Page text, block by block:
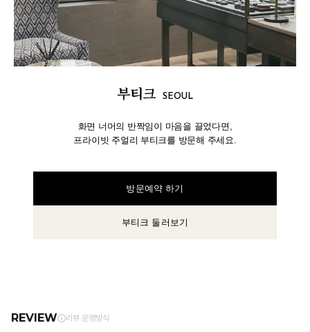
부티크 SEOUL
화면 너머의 반짝임이 마음을 끌었다면,
프라이빗 주얼리 부티크를 방문해 주세요.
방문예약 하기
부티크 둘러보기